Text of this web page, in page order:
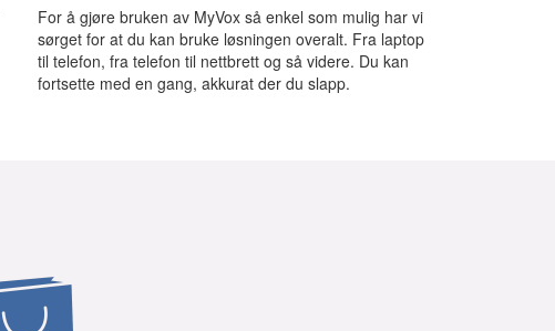
For å gjøre bruken av MyVox så enkel som mulig har vi
sørget for at du kan bruke løsningen overalt. Fra laptop
til telefon, fra telefon til nettbrett og så videre. Du kan
fortsette med en gang, akkurat der du slapp.